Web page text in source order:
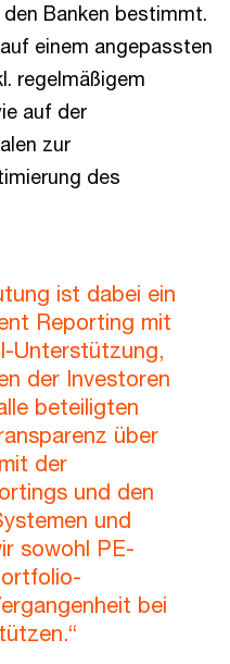
Banken bestimmt.
einem angepassten
regelmäßigem
auf der
zur
des
ist dabei ein
Reporting mit
Unterstützung,
der Investoren
beteiligten
über
der
und den
und
sowohl PE-
bei